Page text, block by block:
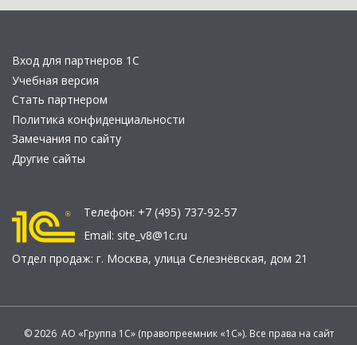
Вход для партнеров 1С
Учебная версия
Стать партнером
Политика конфиденциальности
Замечания по сайту
Другие сайты
Телефон: +7 (495) 737-92-57
Email: site_v8@1c.ru
Отдел продаж: г. Москва, улица Селезнёвская, дом 21
© 2026 АО «Группа 1С» (правопреемник «1С»). Все права на сайт